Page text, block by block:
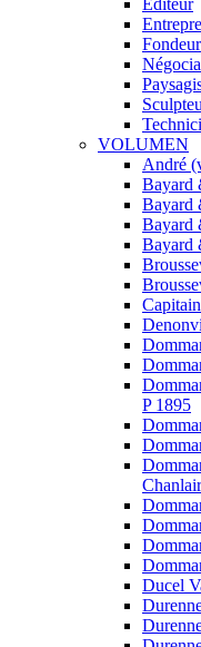
Éditeur
Fondeur
VOLUMEN
André
Bayard
Bayard
Bayard
Bayard
P 1895
Ducel